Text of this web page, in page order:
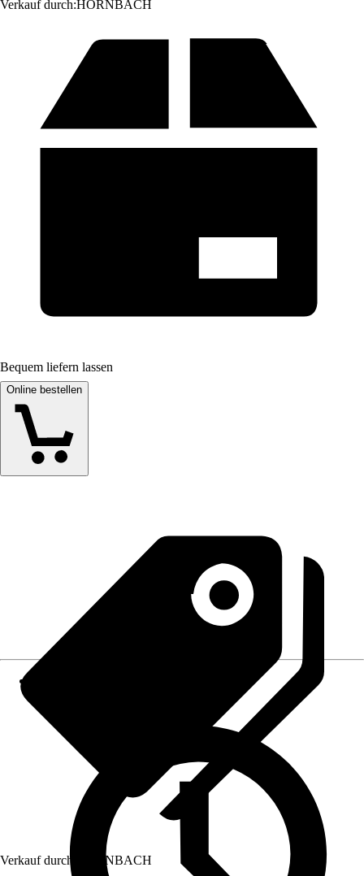
Verkauf durch:HORNBACH
Bequem liefern lassen
Online bestellen
Verkauf durch: HORNBACH